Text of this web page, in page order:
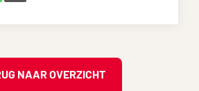
NAAR OVERZICHT